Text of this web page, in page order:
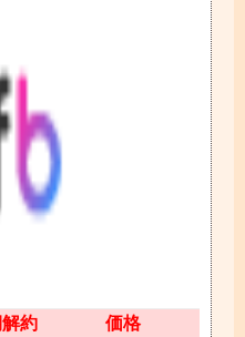
約
価格